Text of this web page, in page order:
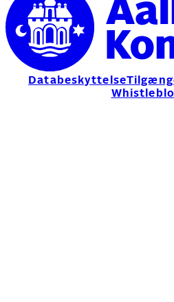
Databeskyttelse